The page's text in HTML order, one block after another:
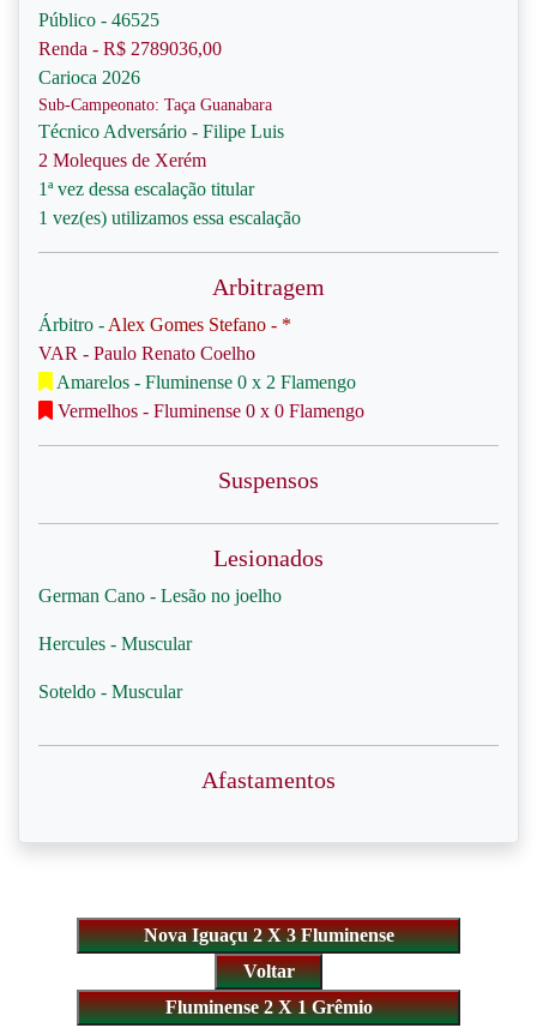
Público - 46525
Renda - R$ 2789036,00
Carioca 2026
Sub-Campeonato: Taça Guanabara
Técnico Adversário - Filipe Luis
2 Moleques de Xerém
1ª vez dessa escalação titular
1 vez(es) utilizamos essa escalação
Arbitragem
Árbitro - Alex Gomes Stefano - *
VAR - Paulo Renato Coelho
Amarelos - Fluminense 0 x 2 Flamengo
Vermelhos - Fluminense 0 x 0 Flamengo
Suspensos
Lesionados
German Cano - Lesão no joelho
Hercules - Muscular
Soteldo - Muscular
Afastamentos